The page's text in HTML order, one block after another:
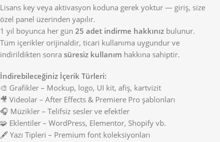
Lisans key veya aktivasyon koduna gerek yoktur — giriş, size
özel panel üzerinden yapılır.
1 yıl boyunca her gün 25 adet indirme hakkınız bulunur.
Tüm içerikler orijinaldir, ticari kullanıma uygundur ve
indirildikten sonra süresiz kullanım hakkına sahiptir.
İndirebileceğiniz İçerik Türleri:
🎨 Grafikler – Mockup, logo, UI kit, afiş, kartvizit
🎥 Videolar – After Effects & Premiere Pro şablonları
🎧 Müzikler – Telifsiz sesler ve efektler
🧩 Eklentiler – WordPress, Elementor, Shopify vb.
🖋️ Yazı Tipleri – Premium font koleksiyonları